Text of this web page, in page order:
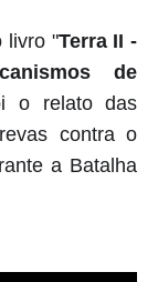
livro "Terra II -
de
o relato das
contra o
a Batalha